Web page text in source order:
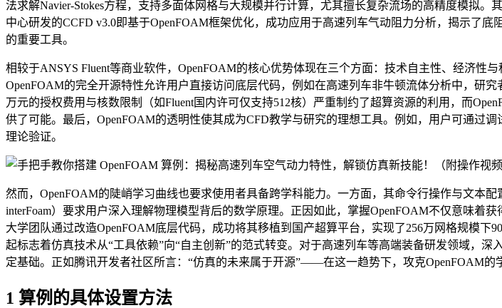
法求解Navier-Stokes方程，支持多面体网格与大规模并行计算，尤其擅长复杂流场的高精度模拟
中心研发的CCFD v3.0即基于OpenFOAM框架优化，成功应用于高速列车气动阻力分析，揭示了
的重要工具。
相较于ANSYS Fluent等商业软件，OpenFOAM的核心优势体现在三个方面：技术自主性、经济性
OpenFOAM的完全开源特性允许用户直接访问底层代码，例如在高速列车非牛顿流体分析中，研
万元的授权费用与核数限制（如Fluent国内许可仅支持512核）严重制约了超算资源的利用，而
供了可能。最后，OpenFOAM的透明性使其成为CFD教学与研究的理想工具。例如，用户可通过
理论验证。
然而，OpenFOAM的陡峭学习曲线也要求使用者具备跨学科能力。一方面，其命令行操作与文本
interFoam）要求用户深入理解物理模型背后的数学原理。正因如此，掌握OpenFOAM不仅意味
大学团队通过改造OpenFOAM底层代码，成功将其移植到国产超算平台，实现了256万网格规模
起标志着仿真技术从“工具依赖”向“自主创新”的范式转变。对于高速列车等高端装备研发领域，
定基础。正如腾讯开发者社区所言：“仿真的未来属于开源”——在这一趋势下，攻克OpenFOAM的
1 算例的具体设置方法